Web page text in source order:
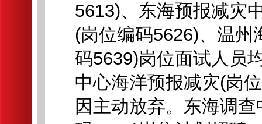
5613)、东海预报减灾
(岗位编码5626)、温
码5639)岗位面试人员
中心海洋预报减灾(岗
因主动放弃。东海调